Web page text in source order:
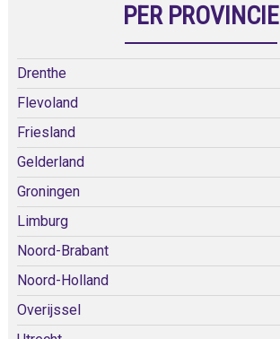
PER PROVINCIE
Drenthe
Flevoland
Friesland
Gelderland
Groningen
Limburg
Noord-Brabant
Noord-Holland
Overijssel